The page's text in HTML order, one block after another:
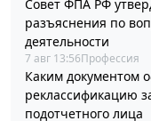
Совет ФПА РФ
разъяснения по
деятельности
7 авг 13:56Профессия
Каким документом
реклассификацию
подотчетного лица